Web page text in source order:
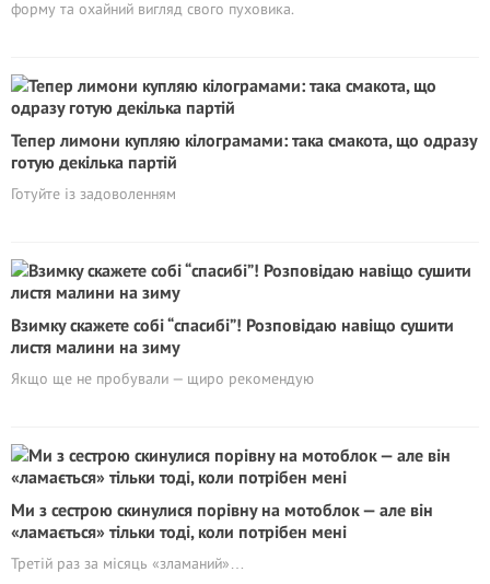
форму та охайний вигляд свого пуховика.
Тепер лимони купляю кілограмами: така смакота, що одразу
готую декілька партій
Готуйте із задоволенням
Взимку скажете собі “спасибі”! Розповідаю навіщо сушити
листя малини на зиму
Якщо ще не пробували — щиро рекомендую
Ми з сестрою скинулися порівну на мотоблок — але він
«ламається» тільки тоді, коли потрібен мені
Третій раз за місяць «зламаний»…